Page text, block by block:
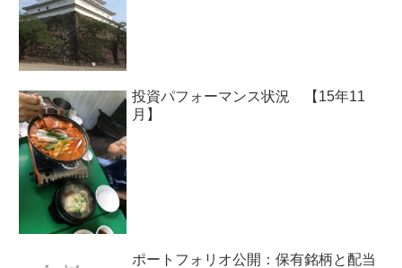
投資パフォーマンス状況 【15年11
月】
ポートフォリオ公開：保有銘柄と配当